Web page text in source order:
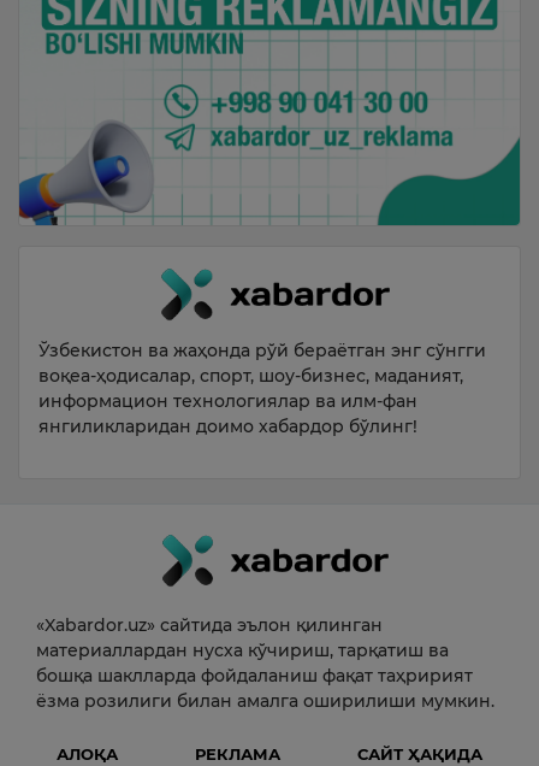
Ўзбекистон ва жаҳонда рўй бераётган энг сўнгги
воқеа-ҳодисалар, спорт, шоу-бизнес, маданият,
информацион технологиялар ва илм-фан
янгиликларидан доимо хабардор бўлинг!
«Xabardor.uz» сайтида эълон қилинган
материаллардан нусха кўчириш, тарқатиш ва
бошқа шаклларда фойдаланиш фақат таҳририят
ёзма розилиги билан амалга оширилиши мумкин.
АЛОҚА РЕКЛАМА
САЙТ ҲАҚИДА